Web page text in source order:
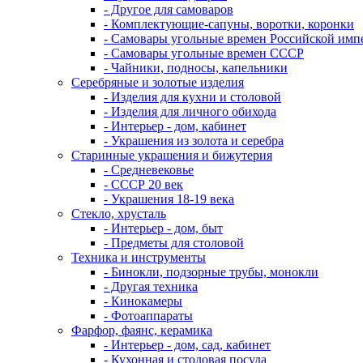
- Другое для самоваров
- Комплектующие-сапуны, воротки, коронки
- Самовары угольные времен Российской
- Самовары угольные времен СССР
- Чайники, подносы, капельники
Серебряные и золотые изделия
- Изделия для кухни и столовой
- Изделия для личного обихода
- Интерьер - дом, кабинет
- Украшения из золота и серебра
Старинные украшения и бижутерия
- Средневековье
- СССР 20 век
- Украшения 18-19 века
Стекло, хрусталь
- Интерьер - дом, быт
- Предметы для столовой
Техника и инструменты
- Бинокли, подзорные трубы, монокли
- Другая техника
- Кинокамеры
- Фотоаппараты
Фарфор, фаянс, керамика
- Интерьер - дом, сад, кабинет
- Кухонная и столовая посуда